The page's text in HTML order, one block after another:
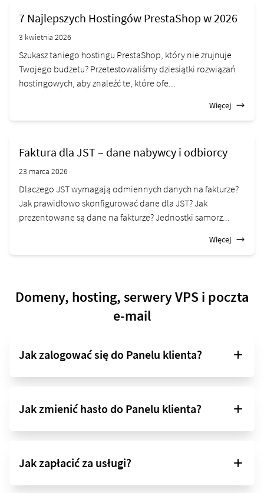
7 Najlepszych Hostingów PrestaShop w 2026
3 kwietnia 2026
Szukasz taniego hostingu PrestaShop, który nie zrujnuje
Twojego budżetu? Przetestowaliśmy dziesiątki rozwiązań
hostingowych, aby znaleźć te, które ofe...
Więcej
Faktura dla JST – dane nabywcy i odbiorcy
23 marca 2026
Dlaczego JST wymagają odmiennych danych na fakturze?
Jak prawidłowo skonfigurować dane dla JST? Jak
prezentowane są dane na fakturze? Jednostki samorz...
Więcej
Domeny, hosting, serwery VPS i poczta
e-mail
Jak zalogować się do Panelu klienta?
Jak zmienić hasło do Panelu klienta?
Jak zapłacić za usługi?